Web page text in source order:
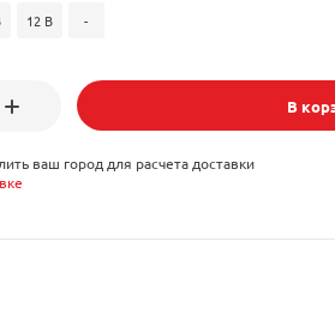
12 В -
В
ваш город для расчета доставки